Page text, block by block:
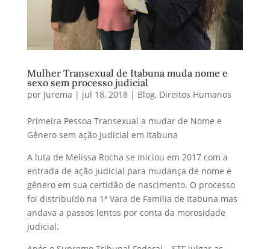
Mulher Transexual de Itabuna muda nome e
sexo sem processo judicial
por Jurema | jul 18, 2018| Blog, Direitos Humanos
Primeira Pessoa Transexual a mudar de Nome e
Gênero sem ação Judicial em Itabuna
A luta de Melissa Rocha se iniciou em 2017 com a
entrada de ação judicial para mudança de nome e
gênero em sua certidão de nascimento. O processo
foi distribuído na 1ª Vara de Família de Itabuna mas
andava a passos lentos por conta da morosidade
judicial.